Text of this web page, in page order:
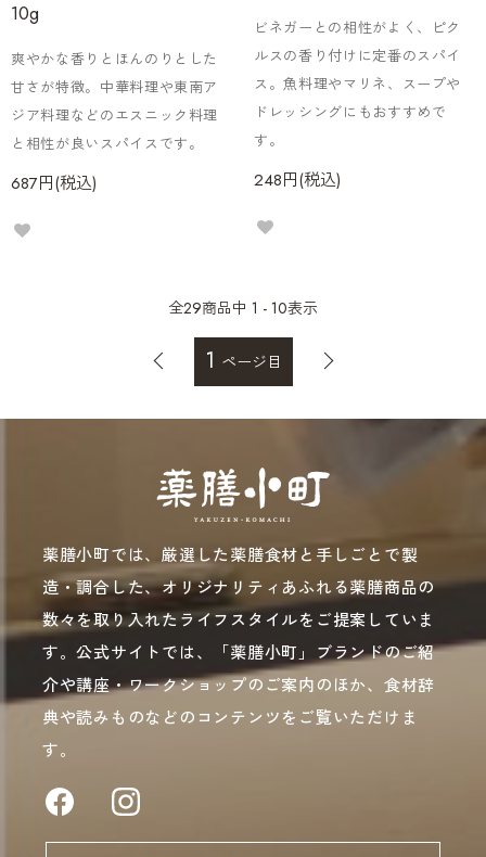
10g
爽やかな香りとほんのりとした
甘さが特徴。中華料理や東南ア
ジア料理などのエスニック料理
と相性が良いスパイスです。
687円(税込)
ビネガーとの相性がよく、ピク
ルスの香り付けに定番のスパイ
ス。魚料理やマリネ、スープや
ドレッシングにもおすすめで
す。
248円(税込)
全29商品中 1 - 10表示
1 ページ目
薬膳小町では、厳選した薬膳食材と手しごとで製
造・調合した、オリジナリティあふれる薬膳商品の
数々を取り入れたライフスタイルをご提案していま
す。公式サイトでは、「薬膳小町」ブランドのご紹
介や講座・ワークショップのご案内のほか、食材辞
典や読みものなどのコンテンツをご覧いただけま
す。